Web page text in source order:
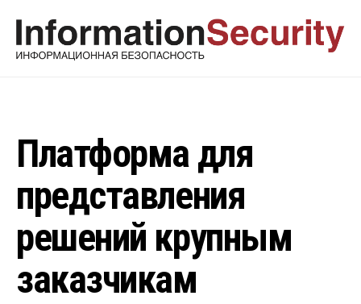
Платформа для
представления
решений крупным
заказчикам